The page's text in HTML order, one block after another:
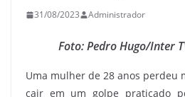
31/08/2023 Administrador
Foto: Pedro Hugo/Inter
Uma mulher de 28 anos perdeu
cair em um golpe praticado